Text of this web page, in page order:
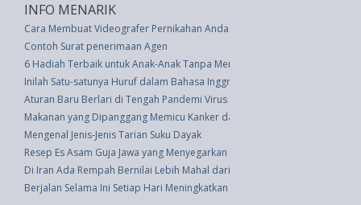
INFO MENARIK
Cara Membuat Videografer Pernikahan Anda Bahagia dan Dapatkan
Contoh Surat penerimaan Agen
6 Hadiah Terbaik untuk Anak-Anak Tanpa Menghabiskan Uang
Inilah Satu-satunya Huruf dalam Bahasa Inggris yang Tidak Pernah Diam
Aturan Baru Berlari di Tengah Pandemi Virus Corona
Makanan yang Dipanggang Memicu Kanker dan Diabetes
Mengenal Jenis-Jenis Tarian Suku Dayak
Resep Es Asam Guja Jawa yang Menyegarkan
Di Iran Ada Rempah Bernilai Lebih Mahal dari Emas
Berjalan Selama Ini Setiap Hari Meningkatkan Penurunan Berat Badan